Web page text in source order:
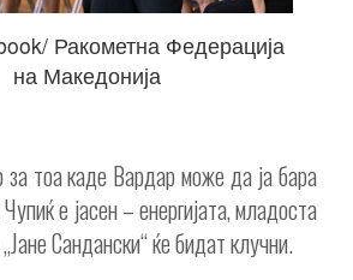
Ракометна Федерација
на Македонија
за тоа каде Вардар може да ја бара
е јасен – енергијата, младоста
Сандански“ ќе бидат клучни.